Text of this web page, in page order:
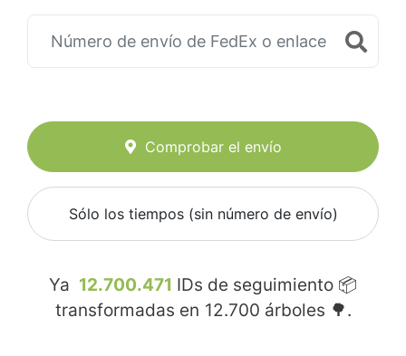
Comprobar el envío
Sólo los tiempos (sin número de envío)
Ya 12.700.471 IDs de seguimiento 📦
transformadas en 12.700 árboles 🌳.